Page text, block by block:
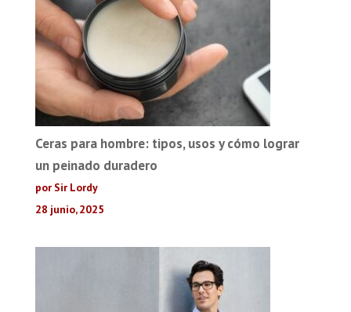
Ceras para hombre: tipos, usos y cómo lograr
un peinado duradero
por Sir Lordy
28 junio, 2025